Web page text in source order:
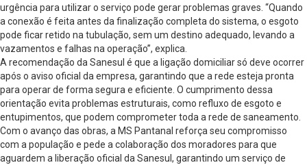
urgência para utilizar o serviço pode gerar problemas graves. “Quando
a conexão é feita antes da finalização completa do sistema, o esgoto
pode ficar retido na tubulação, sem um destino adequado, levando a
vazamentos e falhas na operação”, explica.
A recomendação da Sanesul é que a ligação domiciliar só deve ocorrer
após o aviso oficial da empresa, garantindo que a rede esteja pronta
para operar de forma segura e eficiente. O cumprimento dessa
orientação evita problemas estruturais, como refluxo de esgoto e
entupimentos, que podem comprometer toda a rede de saneamento.
Com o avanço das obras, a MS Pantanal reforça seu compromisso
com a população e pede a colaboração dos moradores para que
aguardem a liberação oficial da Sanesul, garantindo um serviço de